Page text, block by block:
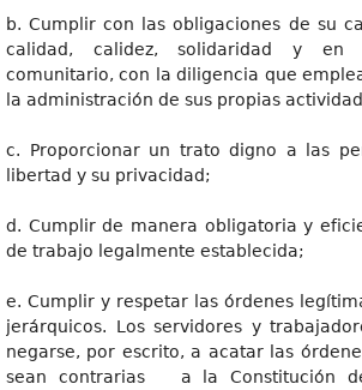
b. Cumplir con las obligaciones de su
calidad, calidez, solidaridad y en
comunitario, con la diligencia que
la administración de sus propias
c. Proporcionar un trato digno a las
libertad y su privacidad;
d. Cumplir de manera obligatoria y
de trabajo legalmente establecida;
e. Cumplir y respetar las órdenes
jerárquicos. Los servidores y
negarse, por escrito, a acatar las
sean contrarias a la Constitución